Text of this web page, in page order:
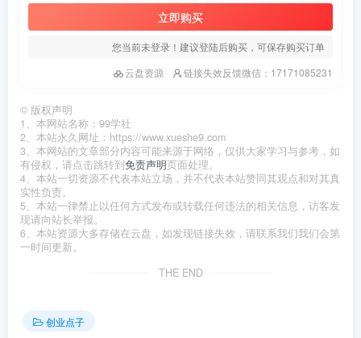
立即购买
您当前未登录！建议登陆后购买，可保存购买订单
云盘资源
链接失效反馈微信：17171085231
© 版权声明
1、本网站名称：99学社
2、本站永久网址：https://www.xueshe9.com
3、本网站的文章部分内容可能来源于网络，仅供大家学习与参考，如
有侵权，请点击跳转到免责声明页面处理。
4、本站一切资源不代表本站立场，并不代表本站赞同其观点和对其真
实性负责。
5、本站一律禁止以任何方式发布或转载任何违法的相关信息，访客发
现请向站长举报。
6、本站资源大多存储在云盘，如发现链接失效，请联系我们我们会第
一时间更新。
THE END
创业点子